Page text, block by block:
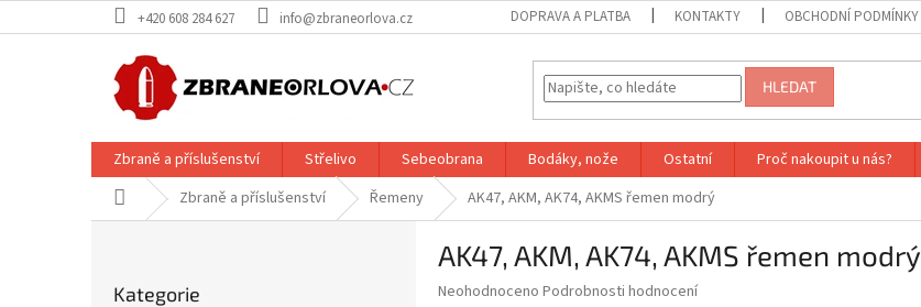
na
+420 608 284 627 info@zbraneorlova.cz DOPRAVA A PLATBA KONTAKTY OBCHODNÍ PODMÍNKY
HLEDAT
Zbraně a příslušenství Střelivo Sebeobrana Bodáky, nože Ostatní Proč nakoupit u nás?
Domů Zbraně a příslušenství Řemeny AK47, AKM, AK74, AKMS řemen modrý
kategorie
Kategorie
AK47, AKM, AK74, AKMS řemen modrý
Průměrné
Neohodnoceno Podrobnosti hodnocení